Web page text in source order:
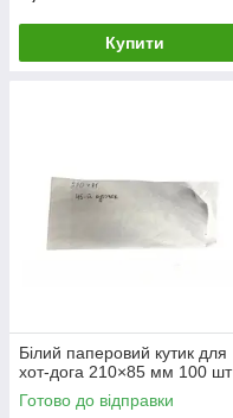
Купити
Білий паперовий кутик для
хот-дога 210×85 мм 100 шт
Готово до відправки